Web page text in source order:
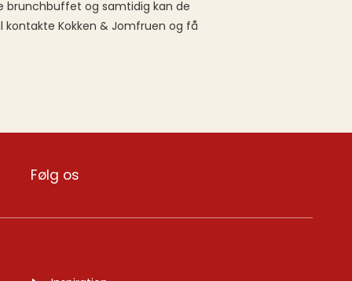
brunchbuffet og samtidig kan de
Kokken & Jomfruen og få
Følg os